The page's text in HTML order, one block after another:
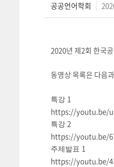
공공언어학회
2020년 제2회 한국
동영상 목록은 다음
특강 1
https://youtu.be/
특강 2
https://youtu.be/
주제발표 1
https://youtu.be/